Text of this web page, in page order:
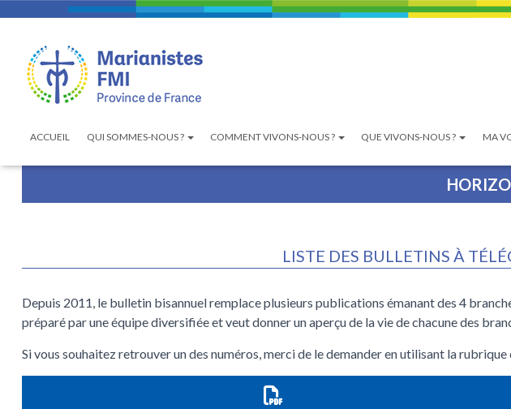
ACCUEIL QUI SOMMES-NOUS ? COMMENT VIVONS-NOUS ? QUE VIVONS-NOUS ? MA
LISTE DES BULLETINS À
Depuis 2011, le bulletin bisannuel remplace plusieurs publications émanant des 4
préparé par une équipe diversifiée et veut donner un aperçu de la vie de chacune des
Si vous souhaitez retrouver un des numéros, merci de le demander en utilisant la